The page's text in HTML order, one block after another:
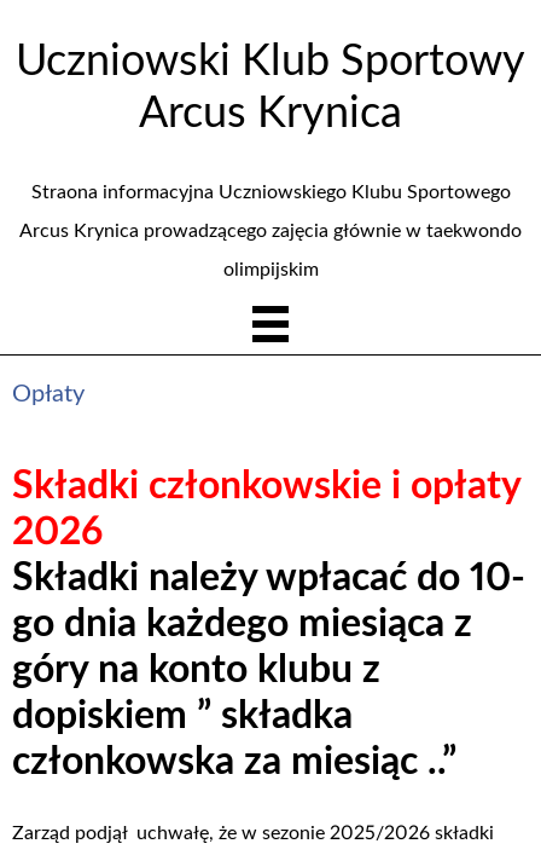
Uczniowski Klub Sportowy
Arcus Krynica
Straona informacyjna Uczniowskiego Klubu Sportowego
Arcus Krynica prowadzącego zajęcia głównie w taekwondo
olimpijskim
Opłaty
Składki członkowskie i opłaty
2026
Składki należy wpłacać do 10-
go dnia każdego miesiąca z
góry na konto klubu z
dopiskiem ” składka
członkowska za miesiąc ..”
Zarząd podjął uchwałę, że w sezonie 2025/2026 składki